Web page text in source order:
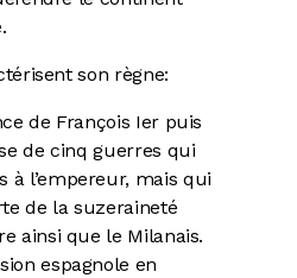
son règne:
de François Ier puis
de cinq guerres qui
l’empereur, mais qui
de la suzeraineté
ainsi que le Milanais.
espagnole en